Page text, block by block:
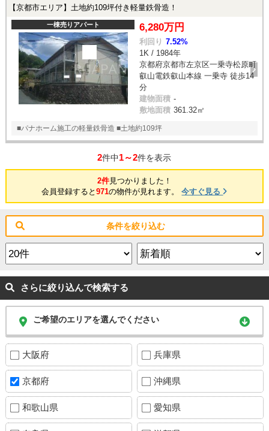
【京都市エリア】土地約109坪付き軽量鉄骨造！
一棟売りアパート 6,280万円
利回り 7.52%
1K / 1984年
京都府京都市左京区一乗寺松原町
叡山電鉄叡山本線 一乗寺 徒歩14
分
建物面積 -
敷地面積 361.32㎡
■パナホーム施工の軽量鉄骨造 ■土地約109坪
2件中1～2件を表示
2件見つかりました！
会員登録すると971の物件が見れます。今すぐ見る
条件を絞り込む
さらに絞り込んで検索する
ご希望のエリアを選んでください
大阪府 兵庫県
京都府 沖縄県
和歌山県 愛知県